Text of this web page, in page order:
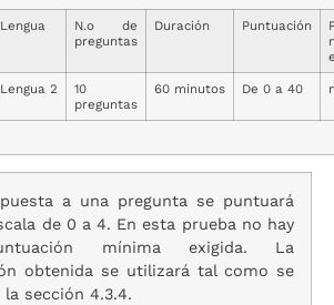
Lengua
N.o de
preguntas
Duración Puntuación
Lengua 2
10
preguntas
60 minutos De 0 a 40
a una pregunta se puntuará
de 0 a 4. En esta prueba no hay
mínima exigida. La
obtenida se utilizará tal como se
la sección 4.3.4.